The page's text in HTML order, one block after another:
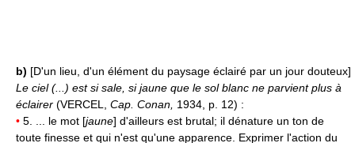
b) [D'un lieu, d'un élément du paysage éclairé par un jour douteux]
Le ciel (...) est si sale, si jaune que le sol blanc ne parvient plus à
éclairer (VERCEL, Cap. Conan, 1934, p. 12) :
• 5. ... le mot [jaune] d'ailleurs est brutal; il dénature un ton de
toute finesse et qui n'est qu'une apparence. Exprimer l'action du